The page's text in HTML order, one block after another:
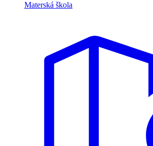
Materská škola